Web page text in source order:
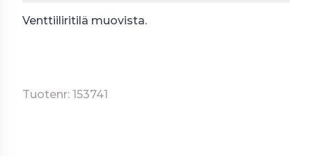
Venttiiliritilä muovista.
Tuotenr: 153741